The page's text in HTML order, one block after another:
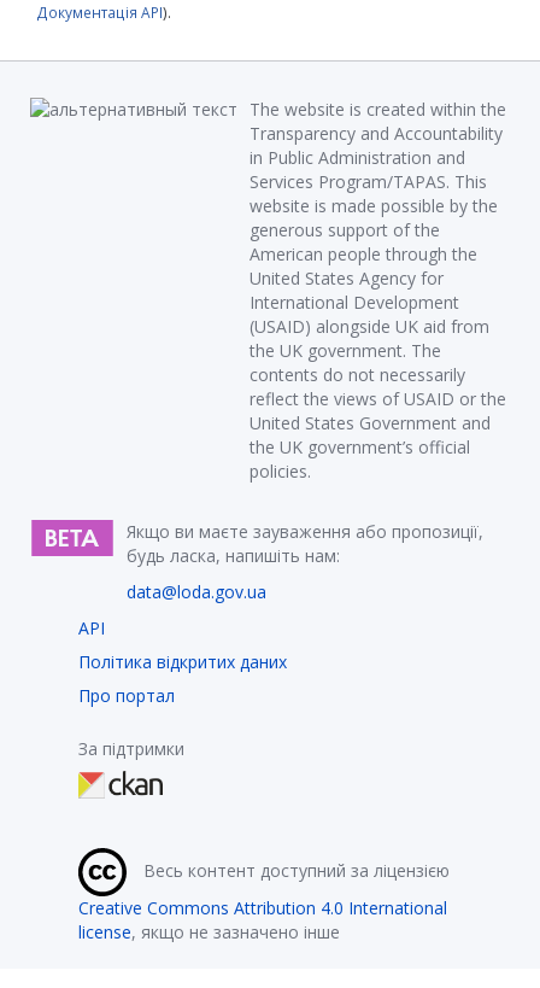
Документація API).
The website is created within the
Transparency and Accountability
in Public Administration and
Services Program/TAPAS. This
website is made possible by the
generous support of the
American people through the
United States Agency for
International Development
(USAID) alongside UK aid from
the UK government. The
contents do not necessarily
reflect the views of USAID or the
United States Government and
the UK government’s official
policies.
Якщо ви маєте зауваження або пропозиції,
будь ласка, напишіть нам:
data@loda.gov.ua
API
Політика відкритих даних
Про портал
За підтримки
Весь контент доступний за ліцензією
Creative Commons Attribution 4.0 International
license, якщо не зазначено інше